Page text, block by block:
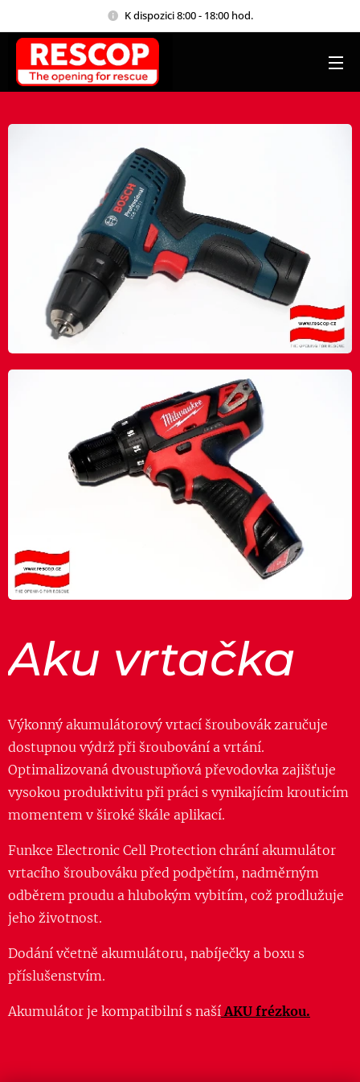
K dispozici 8:00 - 18:00 hod.
Aku vrtačka
Výkonný akumulátorový vrtací šroubovák zaručuje
dostupnou výdrž při šroubování a vrtání.
Optimalizovaná dvoustupňová převodovka zajišťuje
vysokou produktivitu při práci s vynikajícím krouticím
momentem v široké škále aplikací.
Funkce Electronic Cell Protection chrání akumulátor
vrtacího šroubováku před podpětím, nadměrným
odběrem proudu a hlubokým vybitím, což prodlužuje
jeho životnost.
Dodání včetně akumulátoru, nabíječky a boxu s
příslušenstvím.
Akumulátor je kompatibilní s naší AKU frézkou.